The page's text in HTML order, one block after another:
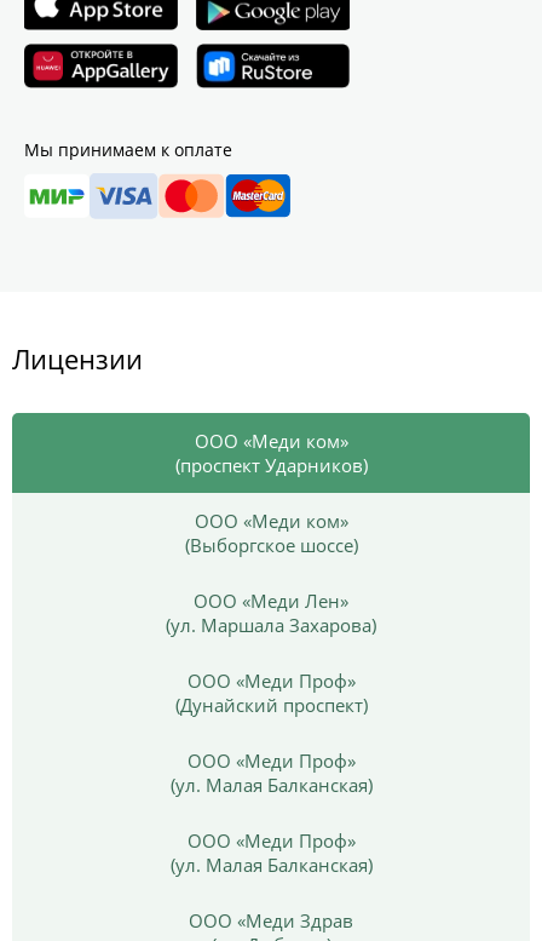
Мы принимаем к оплате
Лицензии
ООО «Меди ком»
(проспект Ударников)
ООО «Меди ком»
(Выборгское шоссе)
ООО «Меди Лен»
(ул. Маршала Захарова)
ООО «Меди Проф»
(Дунайский проспект)
ООО «Меди Проф»
(ул. Малая Балканская)
ООО «Меди Проф»
(ул. Малая Балканская)
ООО «Меди Здрав